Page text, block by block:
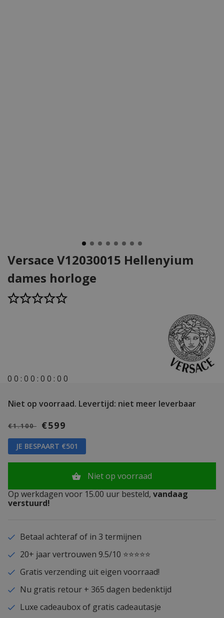
Versace V12030015 Hellenyium
dames horloge
0 0 : 0 0 : 0 0 : 0 0
Niet op voorraad. Levertijd: niet meer leverbaar
€1.100 €599
JE BESPAART €501
Niet op voorraad
Op werkdagen voor 15.00 uur besteld, vandaag
verstuurd!
Betaal achteraf of in 3 termijnen
20+ jaar vertrouwen 9.5/10 ⭐⭐⭐⭐⭐
Gratis verzending uit eigen voorraad!
Nu gratis retour + 365 dagen bedenktijd
Luxe cadeaubox of gratis cadeautasje